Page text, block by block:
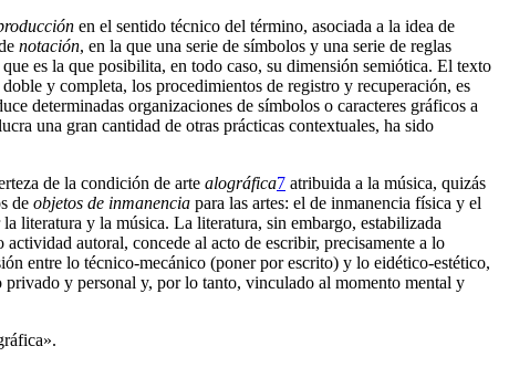
en el sentido técnico del término, asociada a la idea de
notación, en la que una serie de símbolos y una serie de reglas
es la que posibilita, en todo caso, su dimensión semiótica. El texto
y completa, los procedimientos de registro y recuperación, es
determinadas organizaciones de símbolos o caracteres gráficos a
una gran cantidad de otras prácticas contextuales, ha sido
de la condición de arte alográfica7 atribuida a la música, quizás
de objetos de inmanencia para las artes: el de inmanencia física y el
literatura y la música. La literatura, sin embargo, estabilizada
autoral, concede al acto de escribir, precisamente a lo
entre lo técnico-mecánico (poner por escrito) y lo eidético-estético,
y personal y, por lo tanto, vinculado al momento mental y